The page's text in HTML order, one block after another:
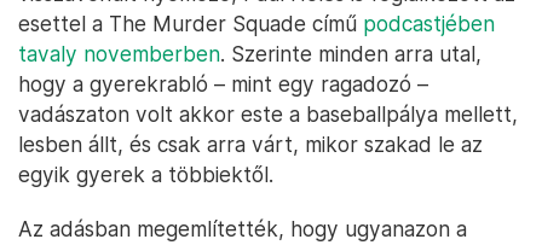
esettel a The Murder Squade című podcastjében
tavaly novemberben. Szerinte minden arra utal,
hogy a gyerekrabló – mint egy ragadozó –
vadászaton volt akkor este a baseballpálya mellett,
lesben állt, és csak arra várt, mikor szakad le az
egyik gyerek a többiektől.
Az adásban megemlítették, hogy ugyanazon a